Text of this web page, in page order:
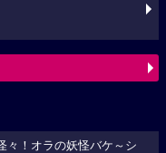
々！オラの妖怪バケ～シ